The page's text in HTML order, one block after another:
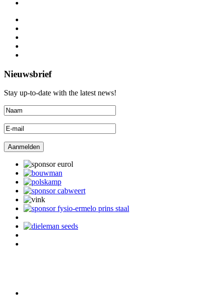
Nieuwsbrief
Stay up-to-date with the latest news!